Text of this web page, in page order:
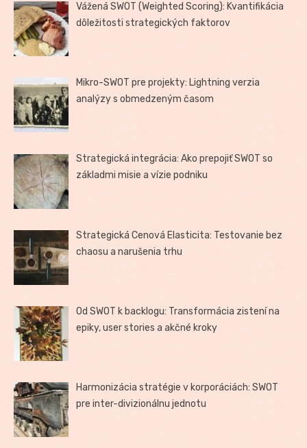
Vážená SWOT (Weighted Scoring): Kvantifikácia
dôležitosti strategických faktorov
Mikro-SWOT pre projekty: Lightning verzia
analýzy s obmedzeným časom
Strategická integrácia: Ako prepojiť SWOT so
základmi misie a vízie podniku
Strategická Cenová Elasticita: Testovanie bez
chaosu a narušenia trhu
Od SWOT k backlogu: Transformácia zistení na
epiky, user stories a akčné kroky
Harmonizácia stratégie v korporáciách: SWOT
pre inter-divizionálnu jednotu